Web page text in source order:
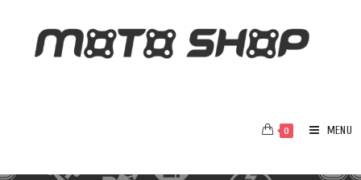
0 MENU